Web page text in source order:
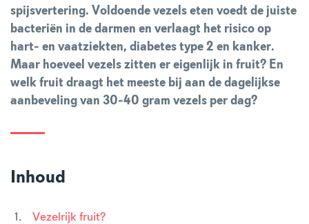
spijsvertering. Voldoende vezels eten voedt de juiste
bacteriën in de darmen en verlaagt het risico op
hart- en vaatziekten, diabetes type 2 en kanker.
Maar hoeveel vezels zitten er eigenlijk in fruit? En
welk fruit draagt het meeste bij aan de dagelijkse
aanbeveling van 30-40 gram vezels per dag?
Inhoud
Vezelrijk fruit?